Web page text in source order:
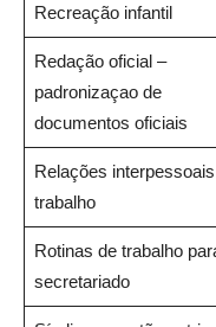
Recreação infantil
Redação oficial –
padronizaçao de
documentos oficiais
Relações
trabalho
Rotinas de trabalho
secretariado